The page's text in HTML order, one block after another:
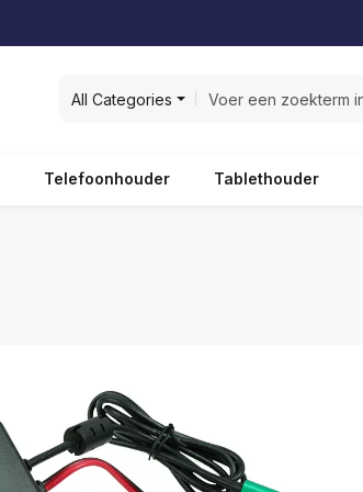
All Categories
Telefoonhouder Tablethouder